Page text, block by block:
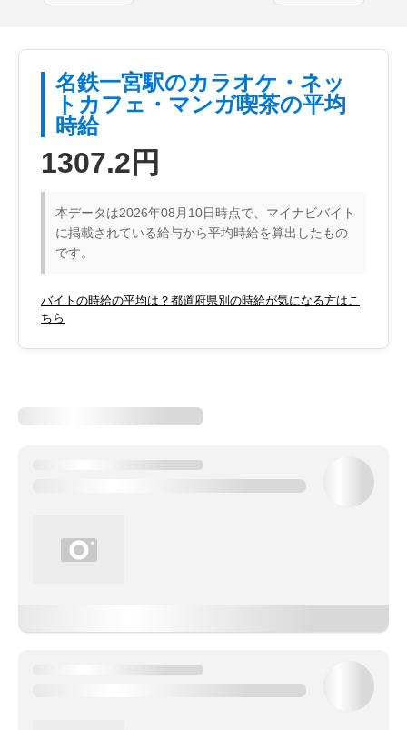
名鉄一宮駅のカラオケ・ネッ
トカフェ・マンガ喫茶の平均
時給
1307.2円
本データは2026年08月10日時点で、マイナビバイト
に掲載されている給与から平均時給を算出したもの
です。
バイトの時給の平均は？都道府県別の時給が気になる方はこ
ちら